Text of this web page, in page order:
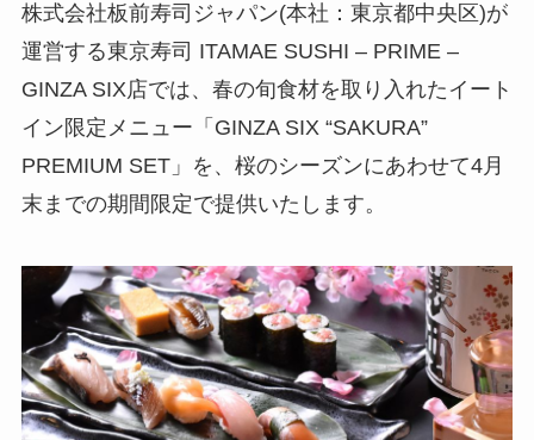
株式会社板前寿司ジャパン(本社：東京都中央区)が
運営する東京寿司 ITAMAE SUSHI – PRIME –
GINZA SIX店では、春の旬食材を取り入れたイート
イン限定メニュー「GINZA SIX “SAKURA”
PREMIUM SET」を、桜のシーズンにあわせて4月
末までの期間限定で提供いたします。